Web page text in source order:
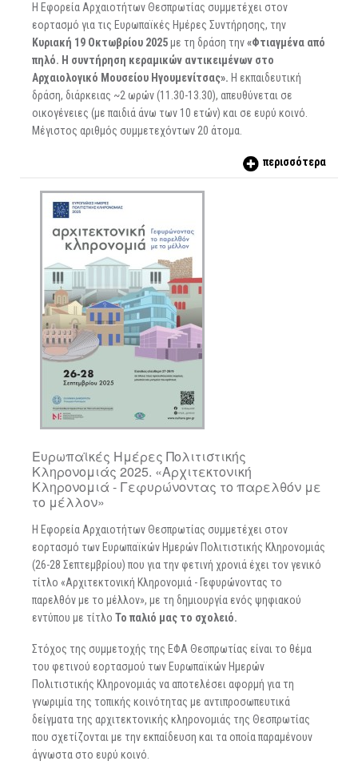
Η Εφορεία Αρχαιοτήτων Θεσπρωτίας συμμετέχει στον
εορτασμό για τις Ευρωπαϊκές Ημέρες Συντήρησης, την
Κυριακή 19 Οκτωβρίου 2025με τη δράση την«Φτιαγμένα από
πηλό. Η συντήρηση κεραμικών αντικειμένων στο
Αρχαιολογικό Μουσείου Ηγουμενίτσας». Η εκπαιδευτική
δράση, διάρκειας ~2 ωρών (11.30-13.30), απευθύνεται σε
οικογένειες (με παιδιά άνω των 10 ετών) και σε ευρύ κοινό.
Μέγιστος αριθμός συμμετεχόντων 20 άτομα.
περισσότερα
Ευρωπαϊκές Ημέρες Πολιτιστικής
Κληρονομιάς 2025. «Αρχιτεκτονική
Κληρονομιά - Γεφυρώνοντας το παρελθόν με
το μέλλον»
Η Εφορεία Αρχαιοτήτων Θεσπρωτίας συμμετέχει στον
εορτασμό των Ευρωπαϊκών Ημερών Πολιτιστικής Κληρονομιάς
(26-28 Σεπτεμβρίου) που για την φετινή χρονιά έχει τον γενικό
τίτλο «Αρχιτεκτονική Κληρονομιά - Γεφυρώνοντας το
παρελθόν με το μέλλον», με τη δημιουργία ενός ψηφιακού
εντύπου με τίτλο Το παλιό μας το σχολειό.
Στόχος της συμμετοχής της ΕΦΑ Θεσπρωτίας είναι το θέμα
του φετινού εορτασμού των Ευρωπαϊκών Ημερών
Πολιτιστικής Κληρονομιάς να αποτελέσει αφορμή για τη
γνωριμία της τοπικής κοινότητας με αντιπροσωπευτικά
δείγματα της αρχιτεκτονικής κληρονομιάς της Θεσπρωτίας
που σχετίζονται με την εκπαίδευση και τα οποία παραμένουν
άγνωστα στο ευρύ κοινό.